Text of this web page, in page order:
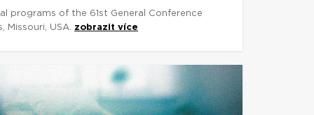
programs of the 61st General Conference
Missouri, USA. zobrazit více